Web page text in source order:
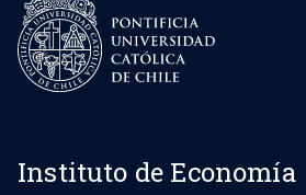
Instituto de Economía